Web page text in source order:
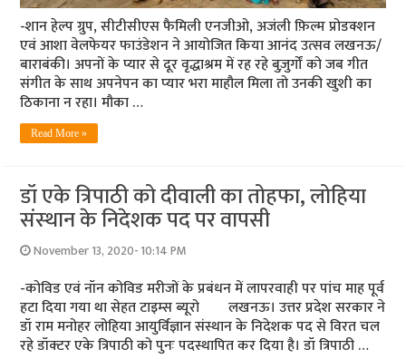
-शान हेल्प ग्रुप, सीटीसीएस फैमिली एनजीओ, अजंली फ़िल्म प्रोडक्शन
एवं आशा वेलफेयर फाउंडेशन ने आयोजित किया आनंद उत्‍सव लखनऊ/
बाराबंकी। अपनों के प्यार से दूर वृद्धाश्रम में रह रहे बुज़ुर्गों को जब गीत
संगीत के साथ अपनेपन का प्‍यार भरा माहौल मिला तो उनकी खुशी का
ठिकाना न रहा। मौका …
Read More »
डॉ एके त्रिपाठी को दीवाली का तोहफा, लोहिया
संस्‍थान के निदेशक पद पर वापसी
November 13, 2020- 10:14 PM
-कोविड एवं नॉन कोविड मरीजों के प्रबंधन में लापरवाही पर पांच माह पूर्व
हटा दिया गया था सेहत टाइम्‍स ब्‍यूरो लखनऊ। उत्तर प्रदेश सरकार ने
डॉ राम मनोहर लोहिया आयुर्विज्ञान संस्थान के निदेशक पद से विरत चल
रहे डॉक्टर एके त्रिपाठी को पुनः पदस्थापित कर दिया है। डॉ त्रिपाठी …